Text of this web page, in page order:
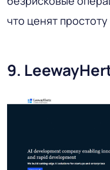
что ценят простоту
9.